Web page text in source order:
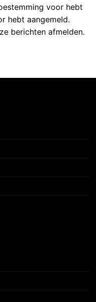
voor hebt
hebt aangemeld.
berichten afmelden.